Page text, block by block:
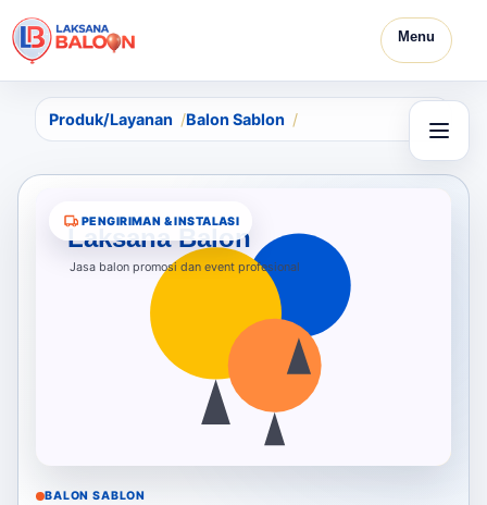
Menu
Produk/Layanan Balon Sablon
PENGIRIMAN & INSTALASI
BALON SABLON